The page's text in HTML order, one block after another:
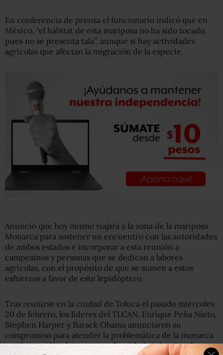
En conferencia de prensa el funcionario indicó que en
México, “el hábitat de esta mariposa no ha sido tocado,
pues no se presenta tala”, aunque si hay actividades
agrícolas que afectan la migración de la especie.
Anunció que hoy mismo viajará a la zona de la mariposa
Monarca para sostener un encuentro con las autoridades
de ambos estados e incorporar a esta reunión a
campesinos y personas que se dedican a labores
agrícolas, con el propósito de que se sumen a estos
esfuerzos a favor de este lepidóptero.
Tras reunirse en la ciudad de Toluca el pasado miércoles
20 de febrero, los líderes del TLCAN, Enrique Peña Nieto,
Stephen Harper y Barack Obama anunciaron su
compromiso para atender la problemática de la monarca
con lacreación de un grupo de trabajo trinacional.